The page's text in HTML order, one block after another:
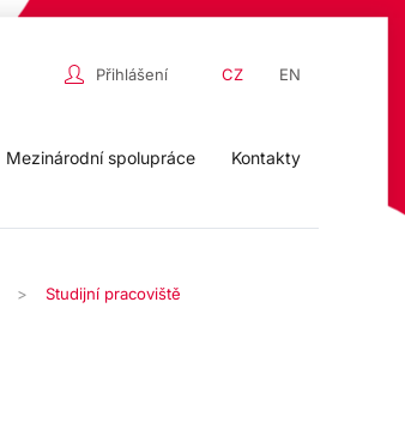
Přihlášení CZ EN
Mezinárodní spolupráce Kontakty
Studijní pracoviště